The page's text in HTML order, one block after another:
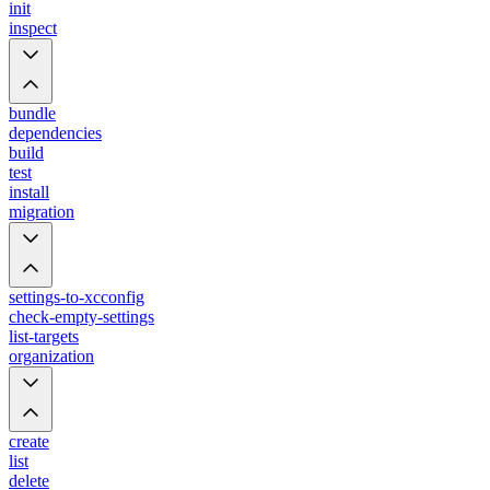
init
inspect
bundle
dependencies
build
test
install
migration
settings-to-xcconfig
check-empty-settings
list-targets
organization
create
list
delete